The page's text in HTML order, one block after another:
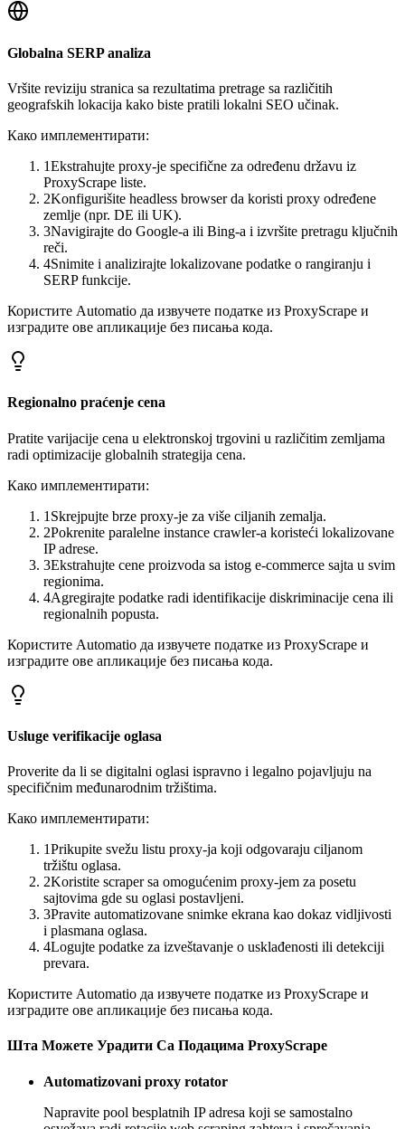
Globalna SERP analiza
Vršite reviziju stranica sa rezultatima pretrage sa različitih
geografskih lokacija kako biste pratili lokalni SEO učinak.
Како имплементирати:
1Ekstrahujte proxy-je specifične za određenu državu iz
ProxyScrape liste.
2Konfigurišite headless browser da koristi proxy određene
zemlje (npr. DE ili UK).
3Navigirajte do Google-a ili Bing-a i izvršite pretragu ključnih
reči.
4Snimite i analizirajte lokalizovane podatke o rangiranju i
SERP funkcije.
Користите Automatio да извучете податке из ProxyScrape и
изградите ове апликације без писања кода.
Regionalno praćenje cena
Pratite varijacije cena u elektronskoj trgovini u različitim zemljama
radi optimizacije globalnih strategija cena.
Како имплементирати:
1 Skrejpujte brze proxy-je za više ciljanih zemalja.
2Pokrenite paralelne instance crawler-a koristeći lokalizovane
IP adrese.
3Ekstrahujte cene proizvoda sa istog e-commerce sajta u svim
regionima.
4Agregirajte podatke radi identifikacije diskriminacije cena ili
regionalnih popusta.
Користите Automatio да извучете податке из ProxyScrape и
изградите ове апликације без писања кода.
Usluge verifikacije oglasa
Proverite da li se digitalni oglasi ispravno i legalno pojavljuju na
specifičnim međunarodnim tržištima.
Како имплементирати:
1Prikupite svežu listu proxy-ja koji odgovaraju ciljanom
tržištu oglasa.
2Koristite scraper sa omogućenim proxy-jem za posetu
sajtovima gde su oglasi postavljeni.
3Pravite automatizovane snimke ekrana kao dokaz vidljivosti
i plasmana oglasa.
4Logujte podatke za izveštavanje o usklađenosti ili detekciji
prevara.
Користите Automatio да извучете податке из ProxyScrape и
изградите ове апликације без писања кода.
Шта Можете Урадити Са Подацима ProxyScrape
Automatizovani proxy rotator
Napravite pool besplatnih IP adresa koji se samostalno